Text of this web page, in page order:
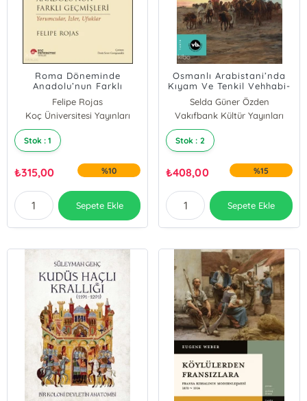
Roma Döneminde
Anadolu’nun Farklı
Geçmişleri ;Yorumcular,
İzler, Ufuklar
Felipe Rojas
Koç Üniversitesi Yayınları
Stok : 1
₺315,00 %10
Sepete Ekle
Osmanlı Arabistani’nda
Kıyam Ve Tenkil Vehhabi-
Suûdiler (1744-1819)
Selda Güner Özden
Vakıfbank Kültür Yayınları
Stok : 2
₺408,00 %15
Sepete Ekle